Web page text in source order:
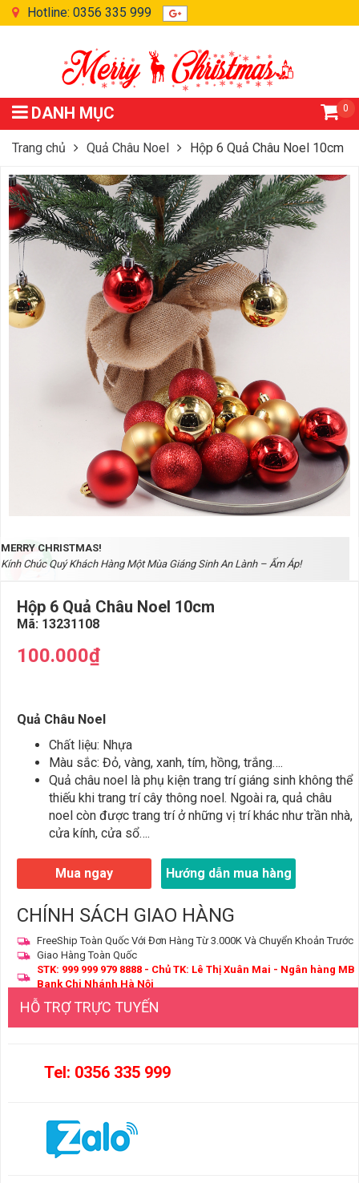
Hotline: 0356 335 999
DANH MỤC 0
Trang chủ Quả Châu Noel Hộp 6 Quả Châu Noel 10cm
MERRY CHRISTMAS!
Kính Chúc Quý Khách Hàng Một Mùa Giáng Sinh An Lành – Ấm Áp!
Hộp 6 Quả Châu Noel 10cm
Mã: 13231108
100.000₫
Quả Châu Noel
Chất liệu: Nhựa
Màu sắc: Đỏ, vàng, xanh, tím, hồng, trắng….
Quả châu noel là phụ kiện trang trí giáng sinh không thể
thiếu khi trang trí cây thông noel. Ngoài ra, quả châu
noel còn được trang trí ở những vị trí khác như trần nhà,
cửa kính, cửa sổ….
Mua ngay Hướng dẫn mua hàng
CHÍNH SÁCH GIAO HÀNG
FreeShip Toàn Quốc Với Đơn Hàng Từ 3.000K Và Chuyển Khoản Trước
Giao Hàng Toàn Quốc
STK: 999 999 979 8888 - Chủ TK: Lê Thị Xuân Mai - Ngân hàng MB
Bank Chi Nhánh Hà Nội
HỖ TRỢ TRỰC TUYẾN
Tel: 0356 335 999